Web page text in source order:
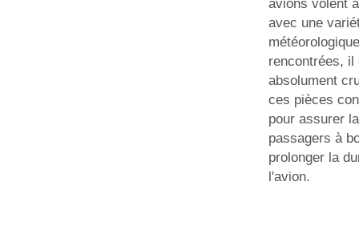
avions volent
avec une
rencontrées, il
absolument
ces pièces
pour assurer
passagers à
prolonger la
l'avion.